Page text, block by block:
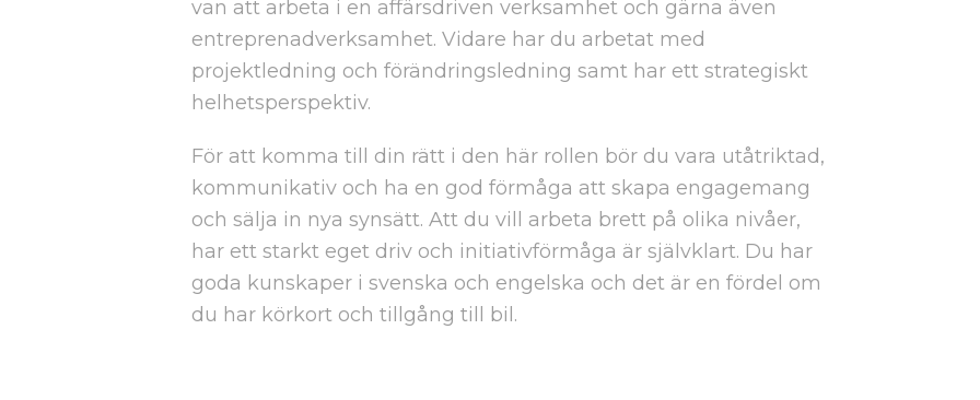
van att arbeta i en affärsdriven verksamhet och gärna även
entreprenadverksamhet. Vidare har du arbetat med
projektledning och förändringsledning samt har ett strategiskt
helhetsperspektiv.
För att komma till din rätt i den här rollen bör du vara utåtriktad,
kommunikativ och ha en god förmåga att skapa engagemang
och sälja in nya synsätt. Att du vill arbeta brett på olika nivåer,
har ett starkt eget driv och initiativförmåga är självklart. Du har
goda kunskaper i svenska och engelska och det är en fördel om
du har körkort och tillgång till bil.